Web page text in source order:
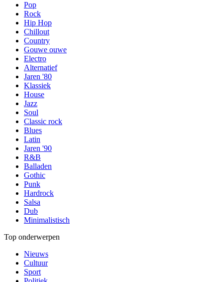
Pop
Rock
Hip Hop
Chillout
Country
Gouwe ouwe
Electro
Alternatief
Jaren '80
Klassiek
House
Jazz
Soul
Classic rock
Blues
Latin
Jaren '90
R&B
Balladen
Gothic
Punk
Hardrock
Salsa
Dub
Minimalistisch
Top onderwerpen
Nieuws
Cultuur
Sport